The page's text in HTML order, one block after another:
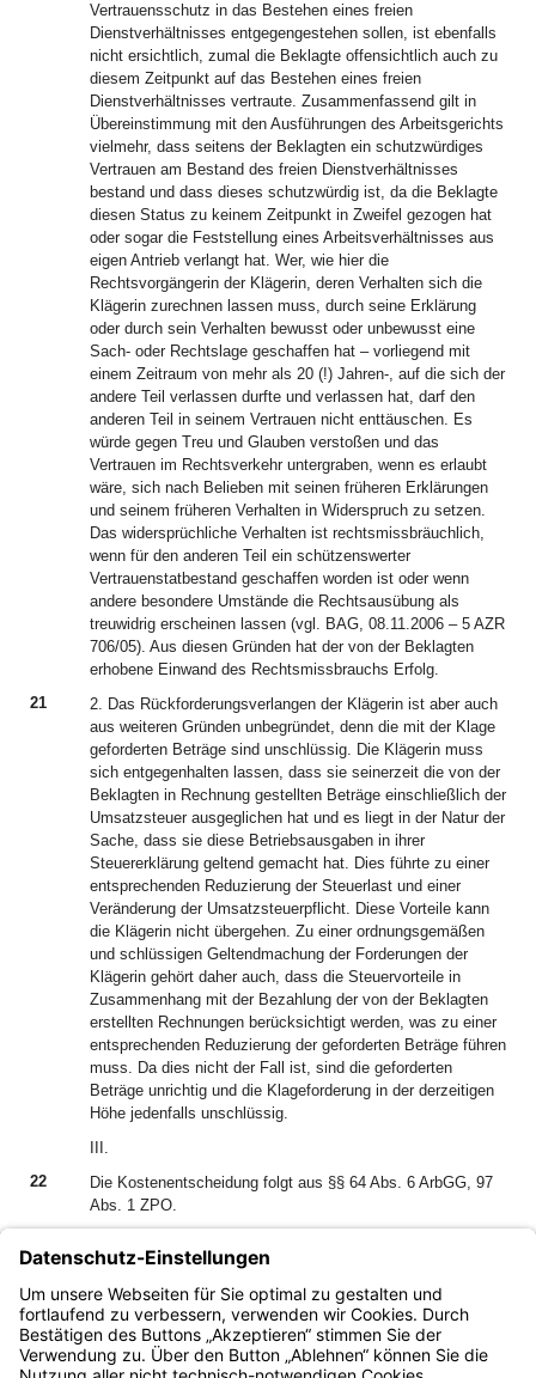
Vertrauensschutz in das Bestehen eines freien
Dienstverhältnisses entgegengestehen sollen, ist ebenfalls
nicht ersichtlich, zumal die Beklagte offensichtlich auch zu
diesem Zeitpunkt auf das Bestehen eines freien
Dienstverhältnisses vertraute. Zusammenfassend gilt in
Übereinstimmung mit den Ausführungen des Arbeitsgerichts
vielmehr, dass seitens der Beklagten ein schutzwürdiges
Vertrauen am Bestand des freien Dienstverhältnisses
bestand und dass dieses schutzwürdig ist, da die Beklagte
diesen Status zu keinem Zeitpunkt in Zweifel gezogen hat
oder sogar die Feststellung eines Arbeitsverhältnisses aus
eigen Antrieb verlangt hat. Wer, wie hier die
Rechtsvorgängerin der Klägerin, deren Verhalten sich die
Klägerin zurechnen lassen muss, durch seine Erklärung
oder durch sein Verhalten bewusst oder unbewusst eine
Sach- oder Rechtslage geschaffen hat – vorliegend mit
einem Zeitraum von mehr als 20 (!) Jahren-, auf die sich der
andere Teil verlassen durfte und verlassen hat, darf den
anderen Teil in seinem Vertrauen nicht enttäuschen. Es
würde gegen Treu und Glauben verstoßen und das
Vertrauen im Rechtsverkehr untergraben, wenn es erlaubt
wäre, sich nach Belieben mit seinen früheren Erklärungen
und seinem früheren Verhalten in Widerspruch zu setzen.
Das widersprüchliche Verhalten ist rechtsmissbräuchlich,
wenn für den anderen Teil ein schützenswerter
Vertrauenstatbestand geschaffen worden ist oder wenn
andere besondere Umstände die Rechtsausübung als
treuwidrig erscheinen lassen (vgl. BAG, 08.11.2006 – 5 AZR
706/05). Aus diesen Gründen hat der von der Beklagten
erhobene Einwand des Rechtsmissbrauchs Erfolg.
21
2. Das Rückforderungsverlangen der Klägerin ist aber auch
aus weiteren Gründen unbegründet, denn die mit der Klage
geforderten Beträge sind unschlüssig. Die Klägerin muss
sich entgegenhalten lassen, dass sie seinerzeit die von der
Beklagten in Rechnung gestellten Beträge einschließlich der
Umsatzsteuer ausgeglichen hat und es liegt in der Natur der
Sache, dass sie diese Betriebsausgaben in ihrer
Steuererklärung geltend gemacht hat. Dies führte zu einer
entsprechenden Reduzierung der Steuerlast und einer
Veränderung der Umsatzsteuerpflicht. Diese Vorteile kann
die Klägerin nicht übergehen. Zu einer ordnungsgemäßen
und schlüssigen Geltendmachung der Forderungen der
Klägerin gehört daher auch, dass die Steuervorteile in
Zusammenhang mit der Bezahlung der von der Beklagten
erstellten Rechnungen berücksichtigt werden, was zu einer
entsprechenden Reduzierung der geforderten Beträge führen
muss. Da dies nicht der Fall ist, sind die geforderten
Beträge unrichtig und die Klageforderung in der derzeitigen
Höhe jedenfalls unschlüssig.
III.
22
Die Kostenentscheidung folgt aus §§ 64 Abs. 6 ArbGG, 97
Abs. 1 ZPO.
Die Klägerin hat die Möglichkeit gegen diese Entscheidung
Revision einzulegen. Auf die folgende
Rechtsmittelbelehrungwird verwiesen.